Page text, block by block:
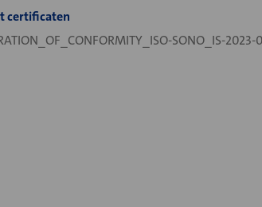
certificaten
SONO_IS-